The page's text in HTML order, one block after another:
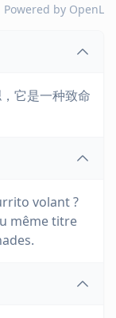
Powered by OpenL
它是一种致命
volant ?
même titre